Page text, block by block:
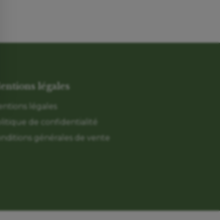
légales
légales
de confidentialité
générales de vente